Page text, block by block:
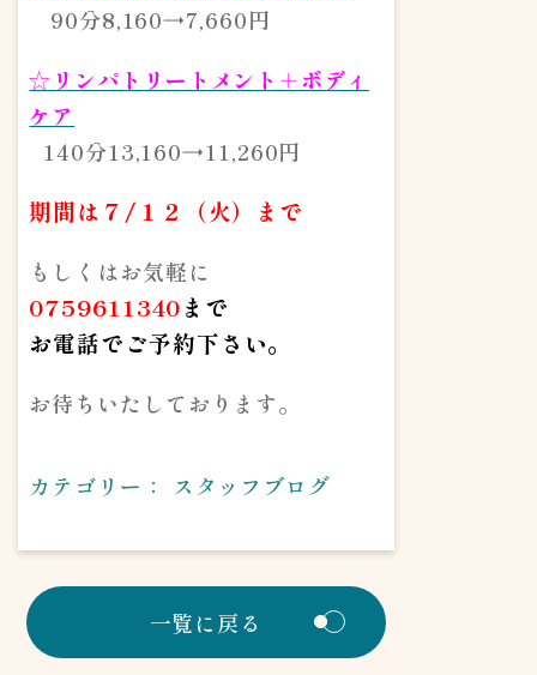
90分8,160→7,660円
☆リンパトリートメント＋ボディ
ケア
140分13,160→11,260円
期間は７/１２（火）まで
もしくはお気軽に
0759611340まで
お電話で ご予約下さい。
お待ちいたしております。
カテゴリー： スタッフブログ
一覧に戻る